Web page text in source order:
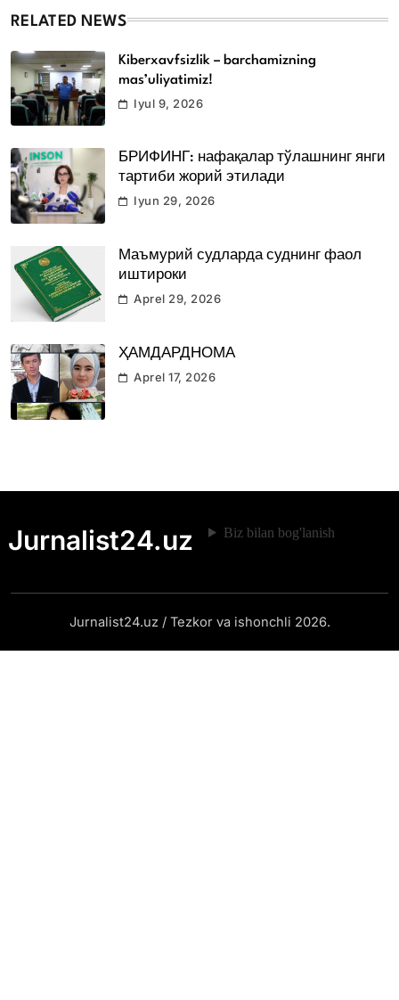
RELATED NEWS
Kiberxavfsizlik – barchamizning
mas’uliyatimiz!
Iyul 9, 2026
БРИФИНГ: нафақалар тўлашнинг янги
тартиби жорий этилади
Iyun 29, 2026
Маъмурий судларда суднинг фаол
иштироки
Aprel 29, 2026
ҲАМДАРДНОМА
Aprel 17, 2026
Jurnalist24.uz Biz bilan bog'lanish
Jurnalist24.uz / Tezkor va ishonchli 2026.